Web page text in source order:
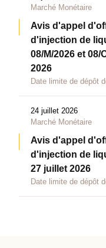
Marché Monétaire
Avis d'appel
d'injection de
08/M/2026 et 08/
2026
Date limite de dépôt
24 juillet 2026
Marché Monétaire
Avis d'appel
d'injection de
27 juillet 2026
Date limite de dépôt